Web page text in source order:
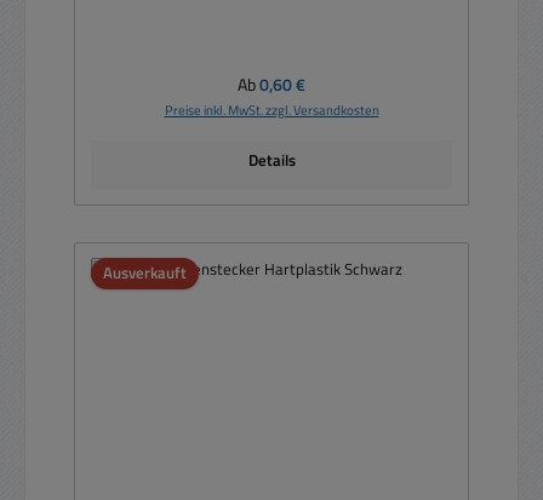
Regulärer Preis:
Ab0,60 €
Preise inkl. MwSt. zzgl. Versandkosten
Details
Ausverkauft